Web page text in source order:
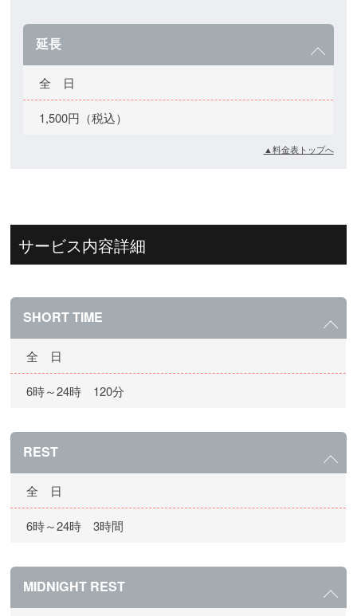
延長
全 日
1,500円（税込）
▲料金表トップへ
サービス内容詳細
SHORT TIME
全 日
6時～24時 120分
REST
全 日
6時～24時 3時間
MIDNIGHT REST